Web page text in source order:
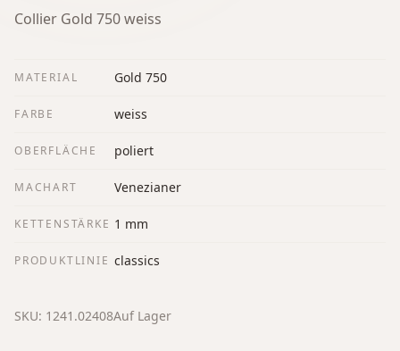
Collier Gold 750 weiss
MATERIAL Gold 750
FARBE weiss
OBERFLÄCHE poliert
MACHART Venezianer
KETTENSTÄRKE 1 mm
PRODUKTLINIE classics
SKU: 1241.02408Auf Lager